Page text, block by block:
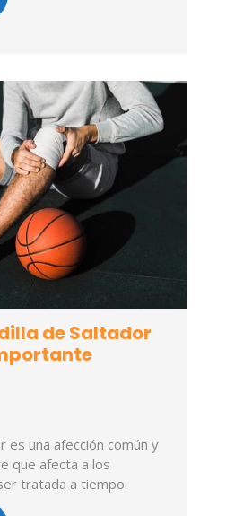
de Saltador
es una afección común y
que afecta a los
tratada a tiempo.